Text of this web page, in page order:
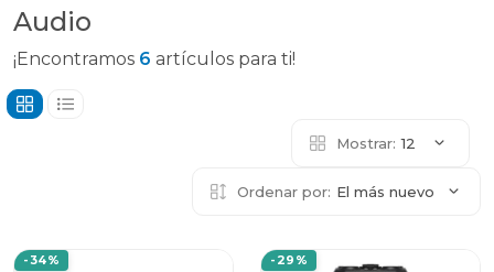
Audio
¡Encontramos 6 artículos para ti!
Mostrar: 12
Ordenar por: El más nuevo
-34% -29%